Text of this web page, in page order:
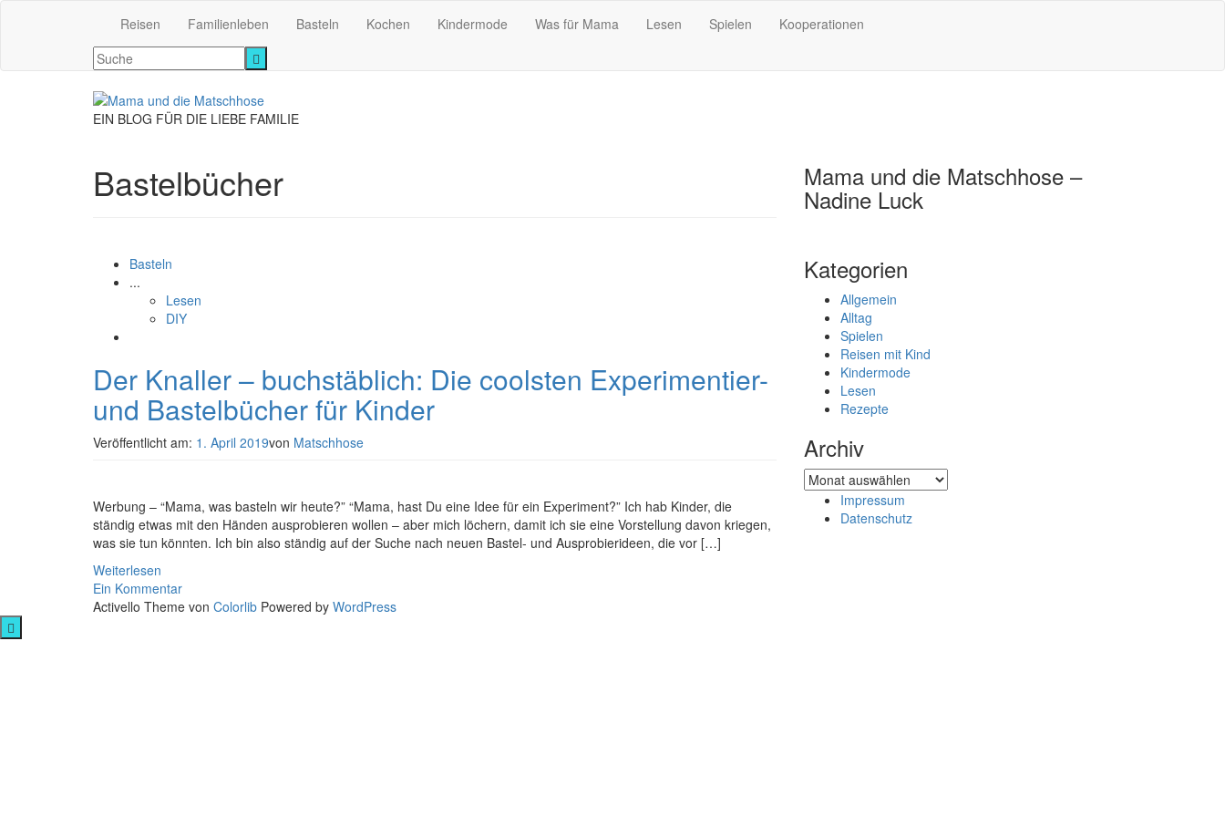
Reisen Familienleben Basteln Kochen Kindermode Was für Mama Lesen Spielen Kooperationen
EIN BLOG FÜR DIE LIEBE FAMILIE
Bastelbücher
Basteln
...
Lesen
DIY
Der Knaller – buchstäblich: Die coolsten Experimentier-
und Bastelbücher für Kinder
Veröffentlicht am: 1. April 2019von Matschhose
Werbung – “Mama, was basteln wir heute?” “Mama, hast Du eine Idee für ein Experiment?” Ich hab Kinder, die
ständig etwas mit den Händen ausprobieren wollen – aber mich löchern, damit ich sie eine Vorstellung davon kriegen,
was sie tun könnten. Ich bin also ständig auf der Suche nach neuen Bastel- und Ausprobierideen, die vor […]
Weiterlesen
Ein Kommentar
Mama und die Matschhose –
Nadine Luck
Kategorien
Allgemein
Alltag
Spielen
Reisen mit Kind
Kindermode
Lesen
Rezepte
Archiv
Archiv
Impressum
Datenschutz
Activello Theme von Colorlib Powered by WordPress